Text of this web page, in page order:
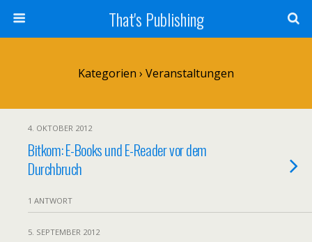
That's Publishing
Kategorien › Veranstaltungen
4. OKTOBER 2012
Bitkom: E-Books und E-Reader vor dem
Durchbruch
1 ANTWORT
5. SEPTEMBER 2012